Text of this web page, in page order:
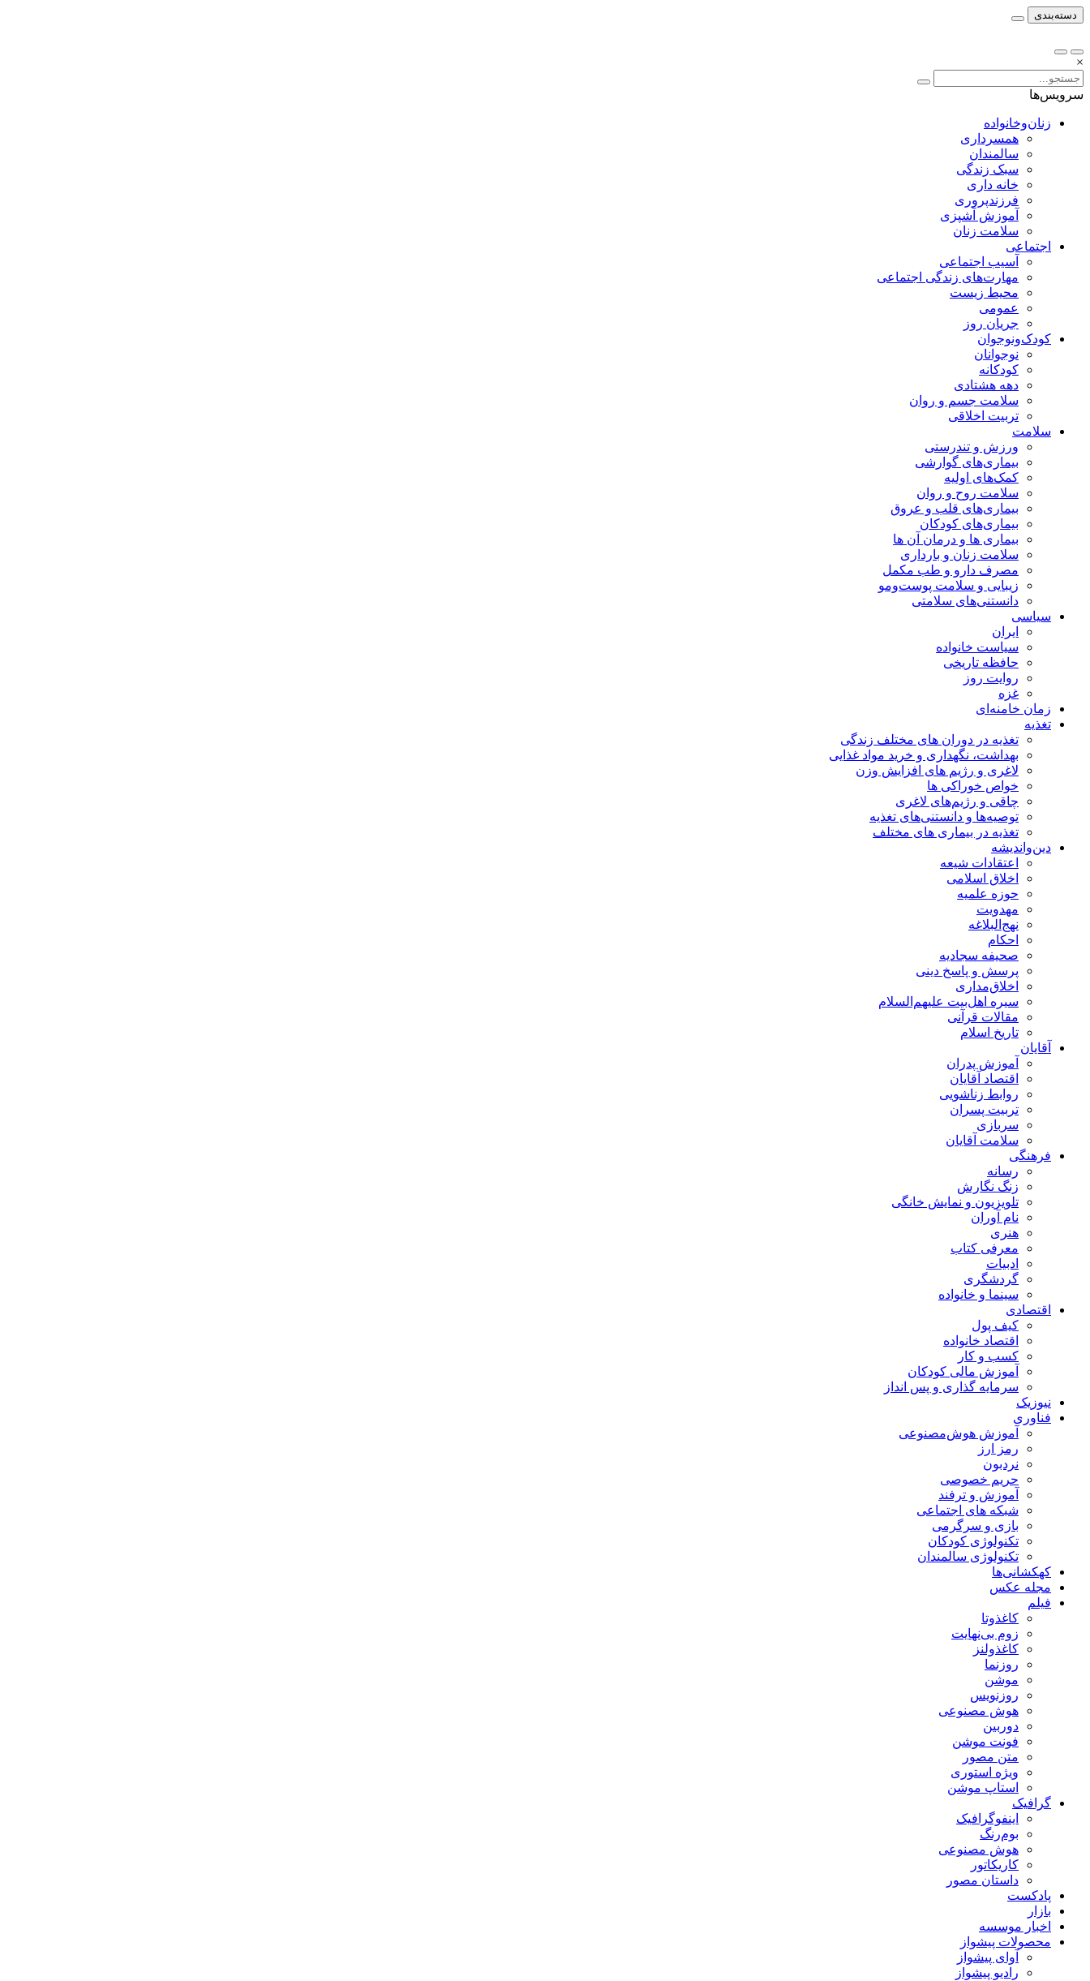
دسته‌بندی
×
سرویس‌ها
زنان‌وخانواده
همسرداری
سالمندان
سبک زندگی
خانه داری
فرزندپروری
آموزش آشپزی
سلامت زنان
اجتماعی
آسیب اجتماعی
مهارت‌های زندگی اجتماعی
محیط زیست
عمومی
جریان روز
کودک‌ونوجوان
نوجوانان
کودکانه
دهه هشتادی
سلامت جسم و روان
تربیت اخلاقی
سلامت
ورزش و تندرستی
بیماری‌های گوارشی
کمک‌های اولیه
سلامت روح و روان
بیماری‌های قلب و عروق
بیماری‌های کودکان
بیماری ها و درمان آن ها
سلامت زنان و بارداری
مصرف دارو و طب مکمل
زیبایی و سلامت پوست‌ومو
دانستنی‌های سلامتی
سیاسی
ایران
سیاست خانواده
حافظه تاریخی
روایت روز
غزه
زمان خامنه‌ای
تغذیه
تغذیه در دوران های مختلف زندگی
بهداشت، نگهداری و خرید مواد غذایی
لاغری و رژیم های افزایش وزن
خواص خوراكی ها
چاقی و رژیم‌های لاغری
توصیه‌ها و دانستنی‌های تغذیه
تغذیه در بیماری های مختلف
دین‌واندیشه
اعتقادات شیعه
اخلاق اسلامی
حوزه علمیه
مهدویت
نهج‌البلاغه
احکام
صحیفه سجادیه
پرسش و پاسخ دینی
اخلاق‌مداری
سیره اهل‌بیت علیهم‌السلام
مقالات قرآنی
تاریخ اسلام
آقایان
آموزش پدران
اقتصاد آقایان
روابط زناشویی
تربیت پسران
سربازی
سلامت آقایان
فرهنگی
رسانه
زنگ نگارش
تلویزیون و نمایش خانگی
نام آوران
هنری
معرفی کتاب
ادبیات
گردشگری
سینما و خانواده
اقتصادی
کیف پول
اقتصاد خانواده
کسب و کار
آموزش مالی کودکان
سرمایه گذاری و پس انداز
نیوزیک
فناوری
آموزش هوش‌مصنوعی
رمز ارز
نردبون
حریم خصوصی
آموزش و ترفند
شبکه های اجتماعی
بازی و سرگرمی
تکنولوژی کودکان
تکنولوژی سالمندان
کهکشانی‌ها
مجله عکس
فیلم
کاغذوتا
زوم بی‌نهایت
کاغذولنز
روزنما
موشن
روزنویس
هوش مصنوعی
دوربین
فونت موشن
متن مصور
ویژه استوری
استاپ موشن
گرافیک
اینفوگرافیک
بوم‌رنگ
هوش مصنوعی
کاریکاتور
داستان مصور
پادکست
بازار
اخبار موسسه
محصولات پیشواز
آوای پیشواز
رادیو پیشواز